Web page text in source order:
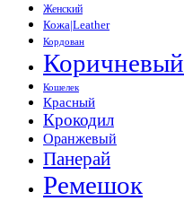
Женский
Кожа|Leather
Кордован
Коричневый
Кошелек
Красный
Крокодил
Оранжевый
Панерай
Ремешок